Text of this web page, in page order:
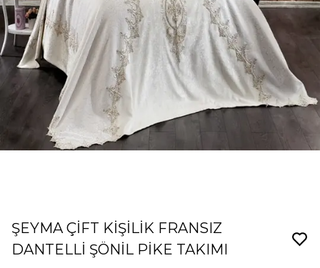
ŞEYMA ÇİFT KİŞİLİK FRANSIZ
DANTELLİ ŞÖNİL PİKE TAKIMI